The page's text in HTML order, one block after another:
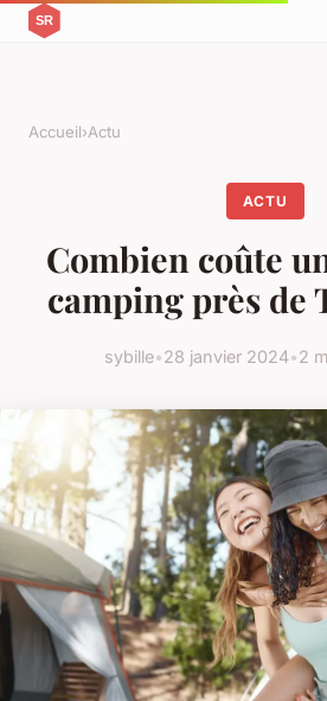
Accueil›Actu
ACTU
Combien coûte
camping près de
sybille•28 janvier 2024•2